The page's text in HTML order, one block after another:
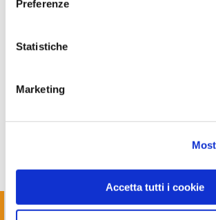
Preferenze
Statistiche
Marketing
Accetta tutti i cookie
piccole abitazioni principali o seconde
inferiori a 2.000 kWh/anno
* Corrispettivo a consumo (componente energia)